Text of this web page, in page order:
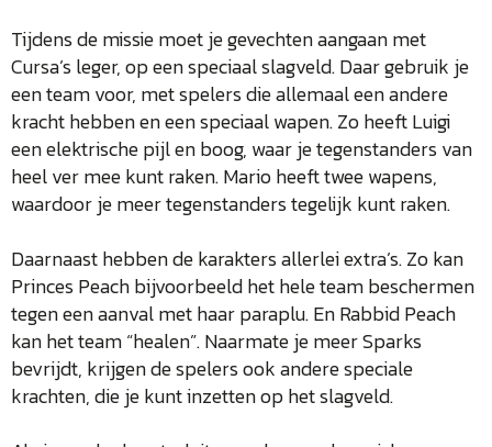
Tijdens de missie moet je gevechten aangaan met
Cursa’s leger, op een speciaal slagveld. Daar gebruik je
een team voor, met spelers die allemaal een andere
kracht hebben en een speciaal wapen. Zo heeft Luigi
een elektrische pijl en boog, waar je tegenstanders van
heel ver mee kunt raken. Mario heeft twee wapens,
waardoor je meer tegenstanders tegelijk kunt raken.
Daarnaast hebben de karakters allerlei extra’s. Zo kan
Princes Peach bijvoorbeeld het hele team beschermen
tegen een aanval met haar paraplu. En Rabbid Peach
kan het team “healen”. Naarmate je meer Sparks
bevrijdt, krijgen de spelers ook andere speciale
krachten, die je kunt inzetten op het slagveld.